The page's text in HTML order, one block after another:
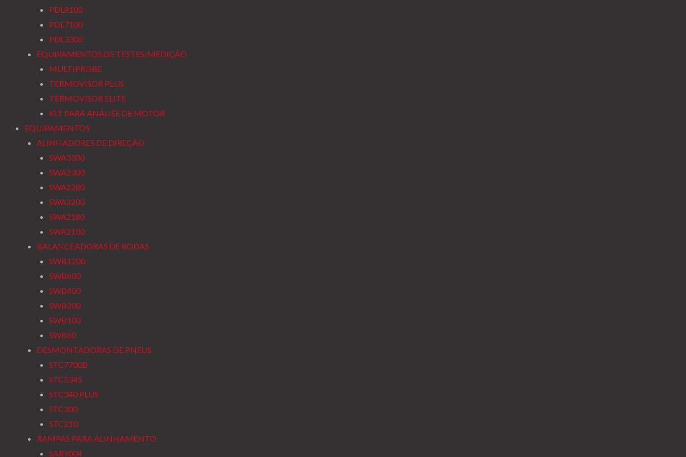
PDL8100
PDL7100
PDL3300
EQUIPAMENTOS DE TESTES/MEDIÇÃO
MULTIPROBE
TERMOVISOR PLUS
TERMOVISOR ELITE
KIT PARA ANÁLISE DE MOTOR
EQUIPAMENTOS
ALINHADORES DE DIREÇÃO
SWA3300
SWA2300
SWA2280
SWA2200
SWA2180
SWA2100
BALANCEADORAS DE RODAS
SWB1200
SWB600
SWB400
SWB200
SWB100
SWB60
DESMONTADORAS DE PNEUS
STC7700B
STC5345
STC340 PLUS
STC300
STC210
RAMPAS PARA ALINHAMENTO
SAR9004